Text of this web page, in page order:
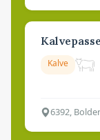
Kalve
6392,